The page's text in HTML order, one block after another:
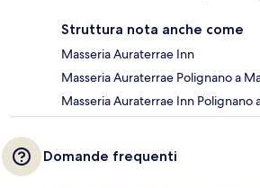
Struttura nota anche come
Masseria Auraterrae Inn
Masseria Auraterrae Polignano a
Masseria Auraterrae Inn Polignano
Domande frequenti